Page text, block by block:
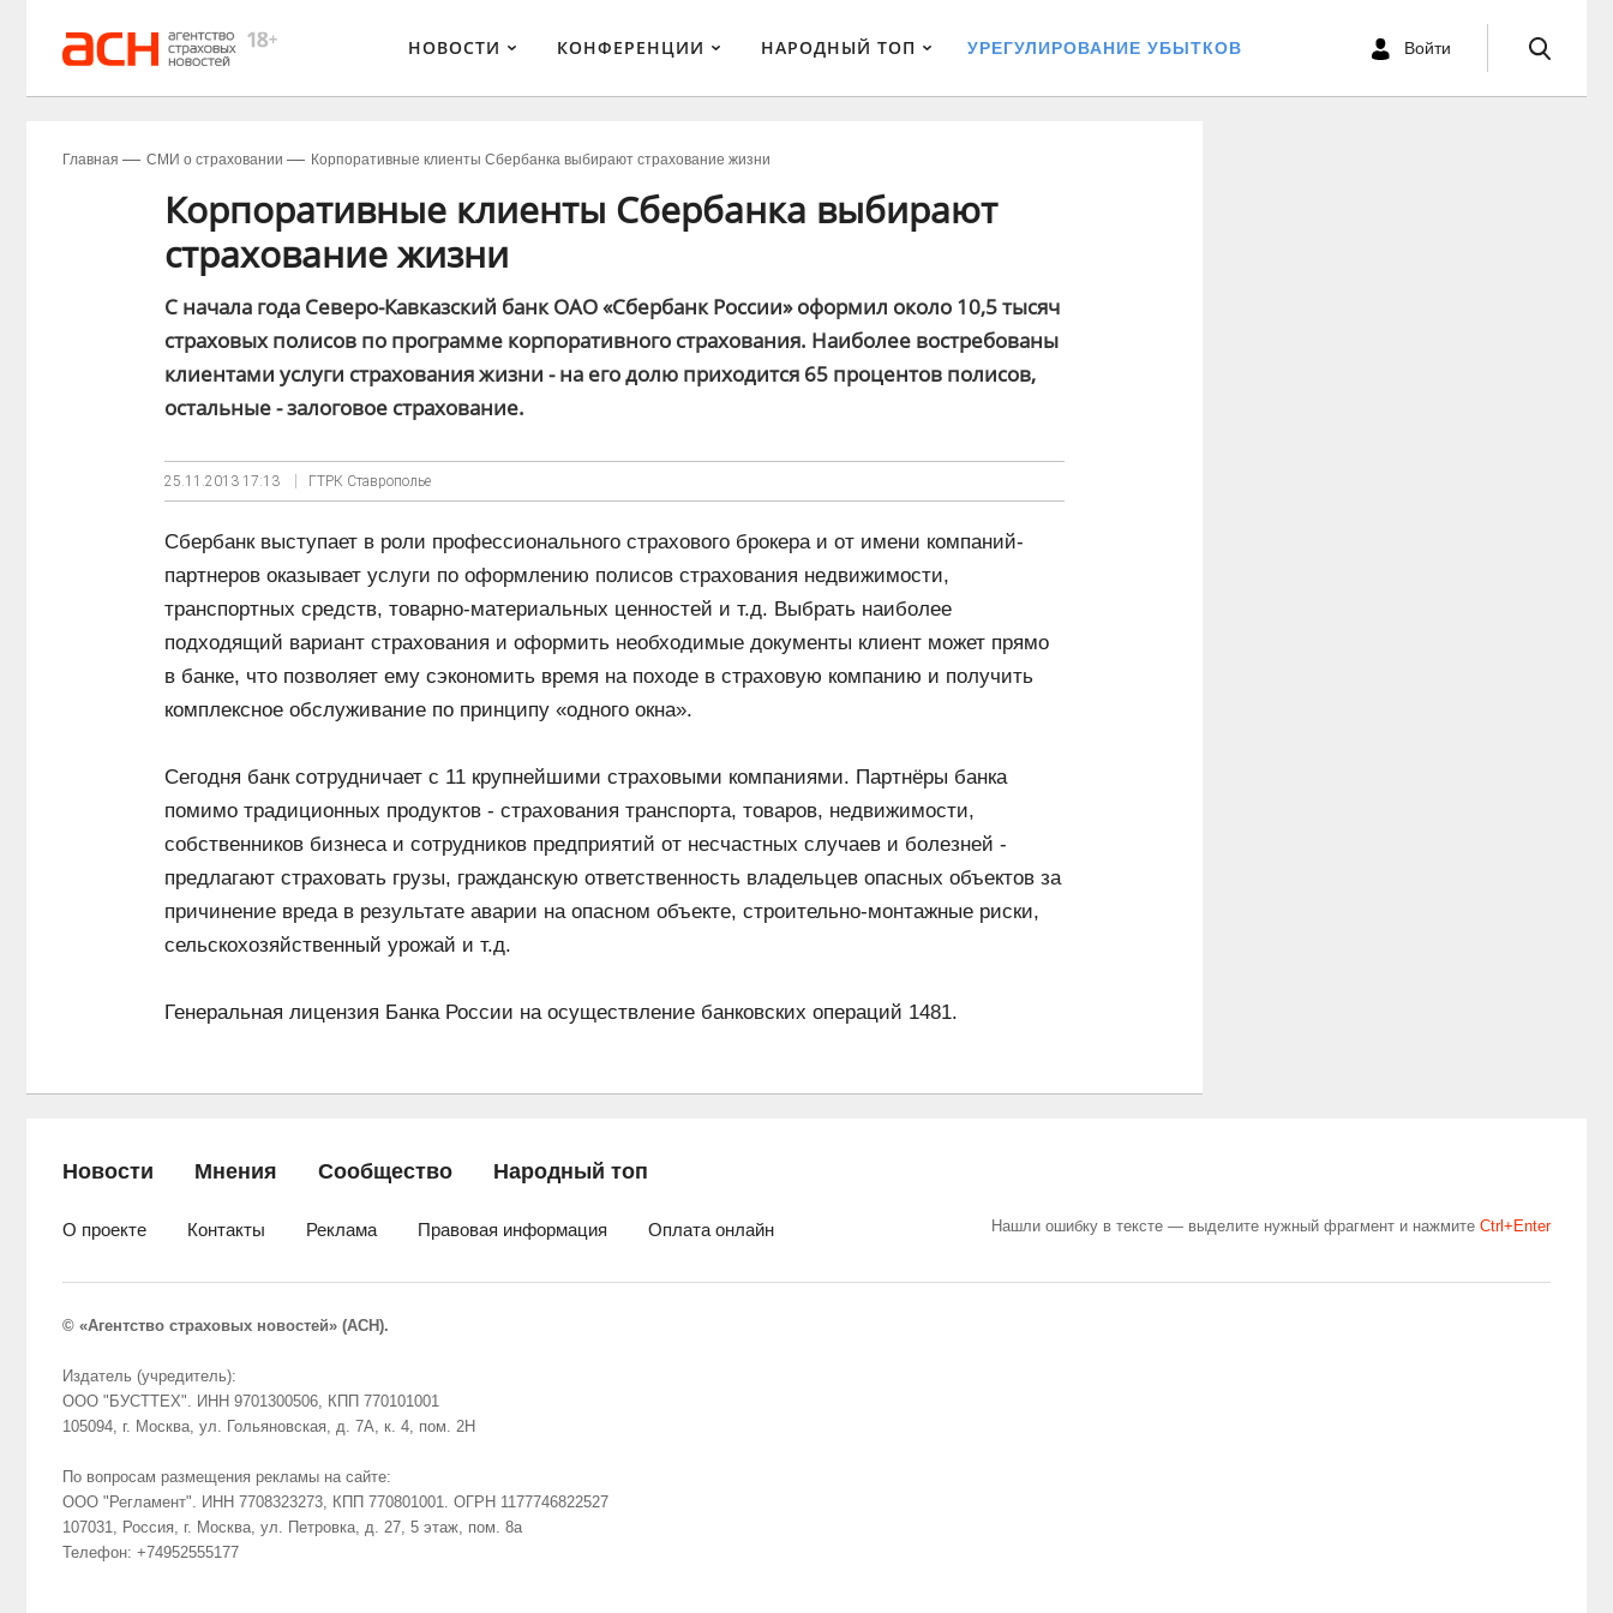
НОВОСТИ КОНФЕРЕНЦИИ НАРОДНЫЙ ТОП УРЕГУЛИРОВАНИЕ УБЫТКОВ Войти
Главная СМИ о страховании Корпоративные клиенты Сбербанка выбирают страхование жизни
Корпоративные клиенты Сбербанка выбирают
страхование жизни
С начала года Северо-Кавказский банк ОАО «Сбербанк России» оформил около 10,5 тысяч
страховых полисов по программе корпоративного страхования. Наиболее востребованы
клиентами услуги страхования жизни - на его долю приходится 65 процентов полисов,
остальные - залоговое страхование.
25.11.2013 17:13 ГТРК Ставрополье
Сбербанк выступает в роли профессионального страхового брокера и от имени компаний-
партнеров оказывает услуги по оформлению полисов страхования недвижимости,
транспортных средств, товарно-материальных ценностей и т.д. Выбрать наиболее
подходящий вариант страхования и оформить необходимые документы клиент может прямо
в банке, что позволяет ему сэкономить время на походе в страховую компанию и получить
комплексное обслуживание по принципу «одного окна».
Сегодня банк сотрудничает с 11 крупнейшими страховыми компаниями. Партнёры банка
помимо традиционных продуктов - страхования транспорта, товаров, недвижимости,
собственников бизнеса и сотрудников предприятий от несчастных случаев и болезней -
предлагают страховать грузы, гражданскую ответственность владельцев опасных объектов за
причинение вреда в результате аварии на опасном объекте, строительно-монтажные риски,
сельскохозяйственный урожай и т.д.
Генеральная лицензия Банка России на осуществление банковских операций 1481.
Новости Мнения Сообщество Народный топ
О проекте Контакты Реклама Правовая информация Оплата онлайн Нашли ошибку в тексте — выделите нужный фрагмент и нажмите Сtrl+Enter
© «Агентство страховых новостей» (АСН).
Издатель (учредитель):
ООО "БУСТТЕХ". ИНН 9701300506, КПП 770101001
105094, г. Москва, ул. Гольяновская, д. 7А, к. 4, пом. 2Н
По вопросам размещения рекламы на сайте:
ООО "Регламент". ИНН 7708323273, КПП 770801001. ОГРН 1177746822527
107031, Россия, г. Москва, ул. Петровка, д. 27, 5 этаж, пом. 8а
Телефон: +74952555177